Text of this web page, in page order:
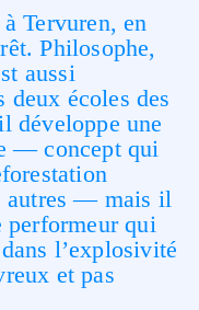
Tervuren, en
Philosophe,
aussi
deux écoles des
développe une
— concept qui
autres — mais il
performeur qui
l’explosivité
et pas